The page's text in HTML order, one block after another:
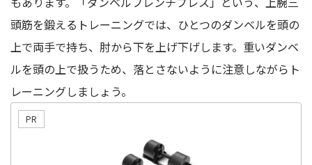
頭筋を鍛えるトレーニングでは、ひとつのダンベルを頭の
上で両手で持ち、肘から下を上げ下げします。重いダンベ
ルを頭の上で扱うため、落とさないように注意しながらト
レーニングしましょう。